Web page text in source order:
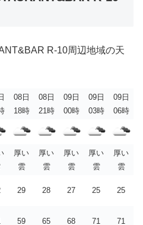
R-10周辺地域の天
08日
18時
08日
21時
09日
00時
09日
03時
09日
06時
厚い
雲
厚い
雲
厚い
雲
厚い
雲
厚い
雲
29 28 27 25 25
59 65 68 71 71